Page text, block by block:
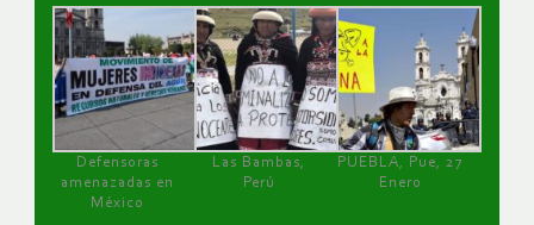
Defensoras
amenazadas en
México
Las Bambas,
Perú
PUEBLA, Pue, 27
Enero